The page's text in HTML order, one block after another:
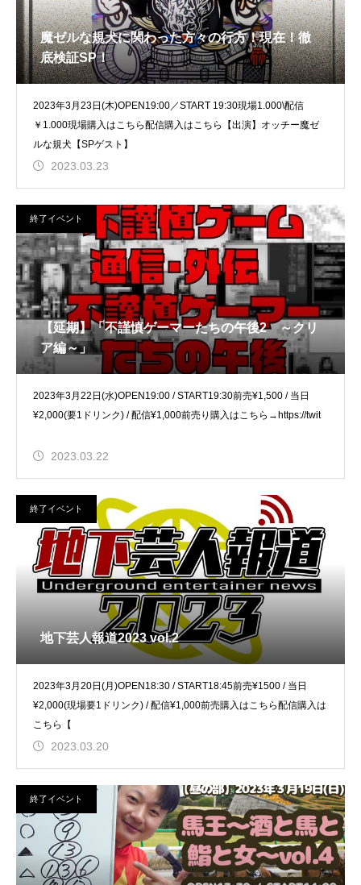
魔ゼルな規犬に関わった方々の行方！現在！徹
底検証SP！
2023年3月23日(木)OPEN19:00／START 19:30現場1.000\配信
￥1.000現場購入はこちら配信購入はこちら【出演】オッチー魔ゼ
ルな規犬【SPゲスト】
2023.03.23
終了イベント
【延期】「不謹慎ゲーマーたちの午後2 ～クリ
ア編～」
2023年3月22日(水)OPEN19:00 / START19:30前売¥1,500 / 当日
¥2,000(要1ドリンク) / 配信¥1,000前売り購入はこちら→https://twit
2023.03.22
終了イベント
地下芸人報道2023 vol.2
2023年3月20日(月)OPEN18:30 / START18:45前売¥1500 / 当日
¥2,000(現場要1ドリンク) / 配信¥1,000前売購入はこちら配信購入は
こちら【
2023.03.20
終了イベント